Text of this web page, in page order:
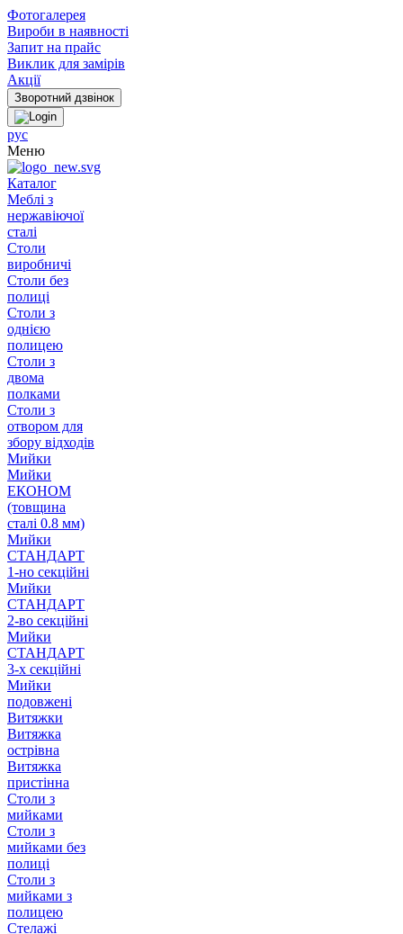
Фотогалерея
Вироби в наявності
Запит на прайс
Виклик для замірів
Акції
рус
Меню
Каталог
Меблі з
нержавіючої
сталі
Столи
виробничі
Столи без
полиці
Столи з
однією
полицею
Столи з
двома
полками
Столи з
отвором для
збору відходів
Мийки
Мийки
ЕКОНОМ
(товщина
сталі 0.8 мм)
Мийки
СТАНДАРТ
1-но секційні
Мийки
СТАНДАРТ
2-во секційні
Мийки
СТАНДАРТ
3-х секційні
Мийки
подовжені
Витяжки
Витяжка
острівна
Витяжка
пристінна
Столи з
мийками
Столи з
мийками без
полиці
Столи з
мийками з
полицею
Стелажі